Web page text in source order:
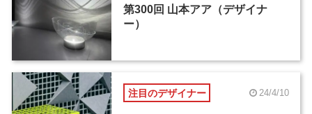
第300回 山本アア（デザイナ
ー）
注目のデザイナー 24/4/10